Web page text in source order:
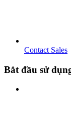
Contact Sales
Bắt đầu sử